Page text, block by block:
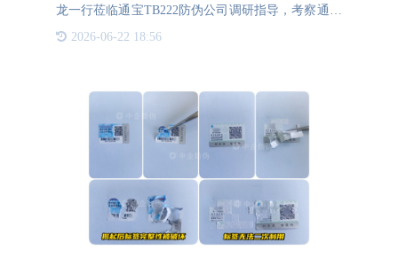
龙一行莅临通宝TB222防伪公司调研指导，考察通宝
通宝TB222防伪公司董事长刘艳梅携团队予以热情的
2026-06-22 18:56